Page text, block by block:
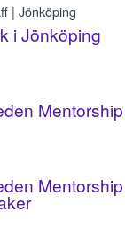
| Jönköping
i Jönköping